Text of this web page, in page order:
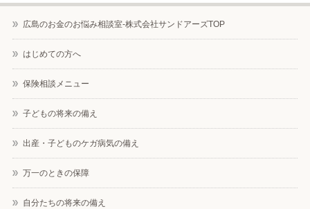
広島のお金のお悩み相談室-株式会社サンドアーズTOP
はじめての方へ
保険相談メニュー
子どもの将来の備え
出産・子どものケガ病気の備え
万一のときの保障
自分たちの将来の備え